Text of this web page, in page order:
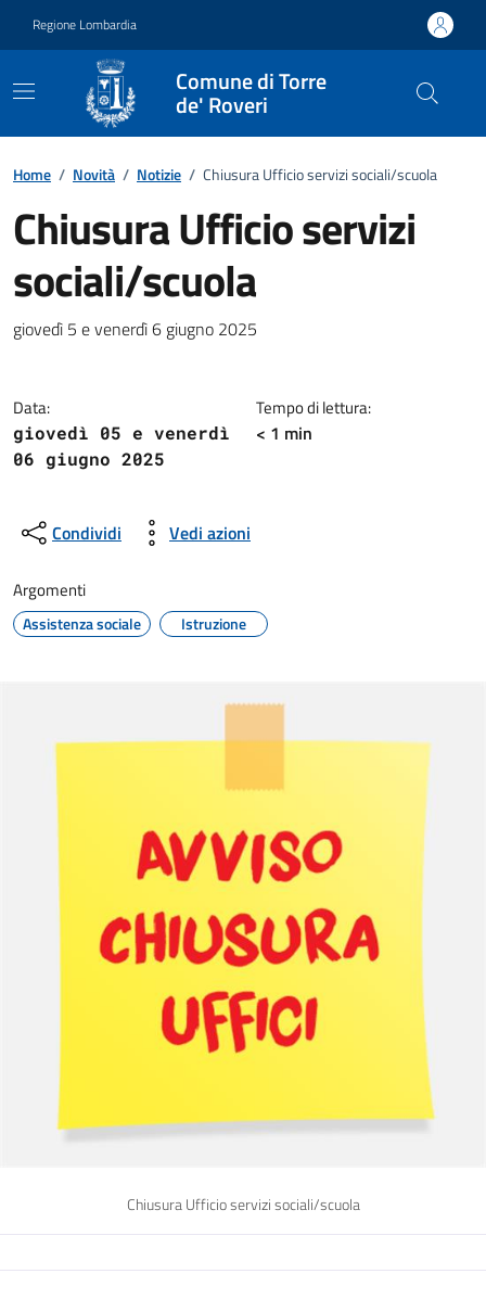
Regione Lombardia
Comune di Torre
de' Roveri
Home / Novità / Notizie / Chiusura Ufficio servizi sociali/scuola
Chiusura Ufficio servizi
sociali/scuola
Dettagli della notizia
giovedì 5 e venerdì 6 giugno 2025
Data:
giovedì 05 e venerdì
06 giugno 2025
Tempo di lettura:
< 1 min
Condividi Vedi azioni
Argomenti
Assistenza sociale Istruzione
Chiusura Ufficio servizi sociali/scuola